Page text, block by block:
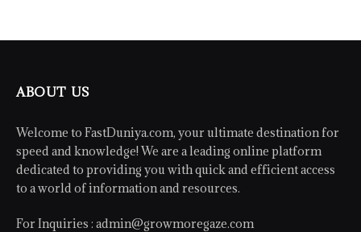
ABOUT US
Welcome to FastDuniya.com, your ultimate destination for
speed and knowledge! We are a leading online platform
dedicated to providing you with quick and efficient access
to a world of information and resources.
For Inquiries : admin@growmoregaze.com